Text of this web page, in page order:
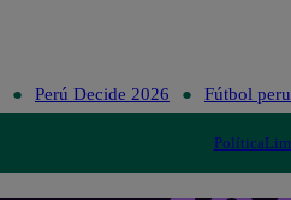
Perú Decide 2026 Fútbol
Política